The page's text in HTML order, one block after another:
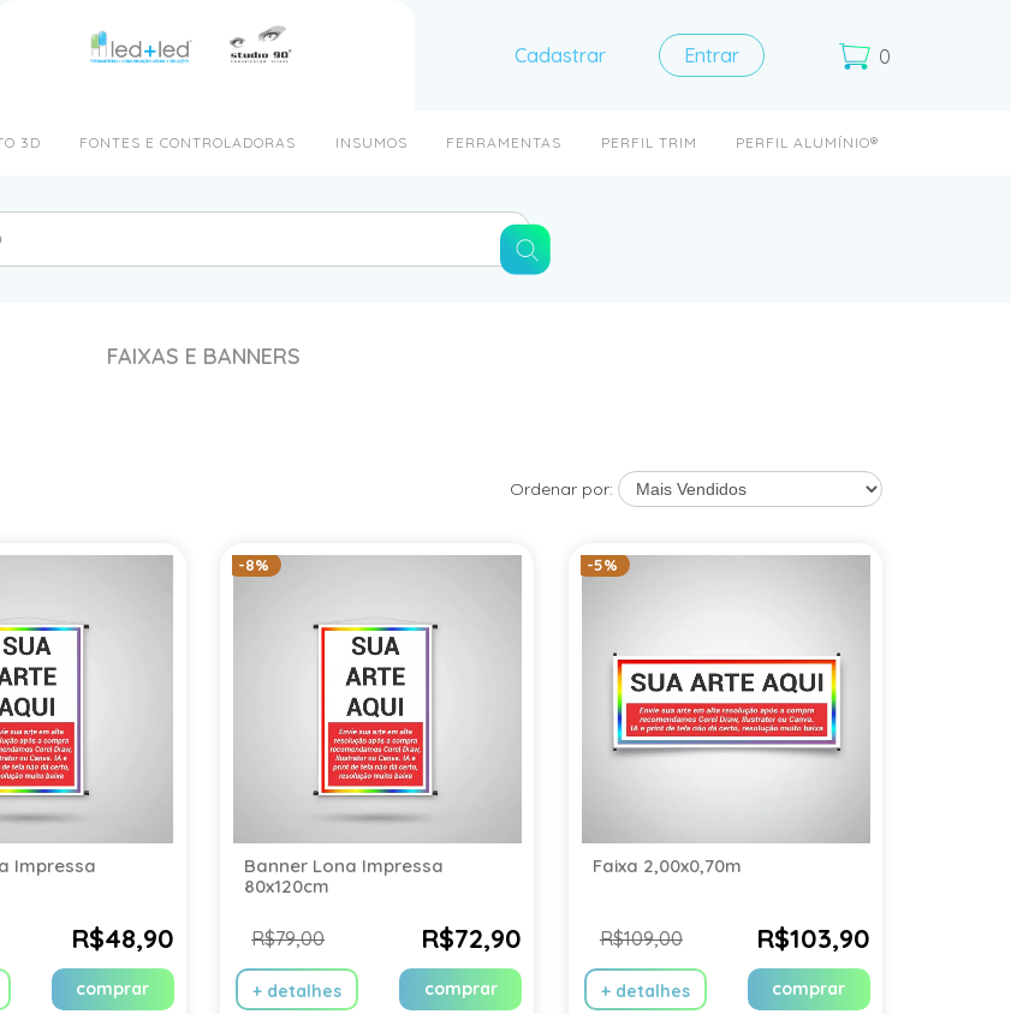
Cadastrar Entrar 0
3D FONTES E CONTROLADORAS INSUMOS FERRAMENTAS PERFIL TRIM PERFIL ALUMÍNIO®
FAIXAS E BANNERS
Ordenar por:
Impressa
R$48,90
comprar
-8%
Banner Lona Impressa
80x120cm
R$79,00 R$72,90
+ detalhes comprar
-5%
Faixa 2,00x0,70m
R$109,00 R$103,90
+ detalhes comprar